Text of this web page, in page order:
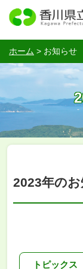
ホーム > お知らせ
2023年の
トピックス